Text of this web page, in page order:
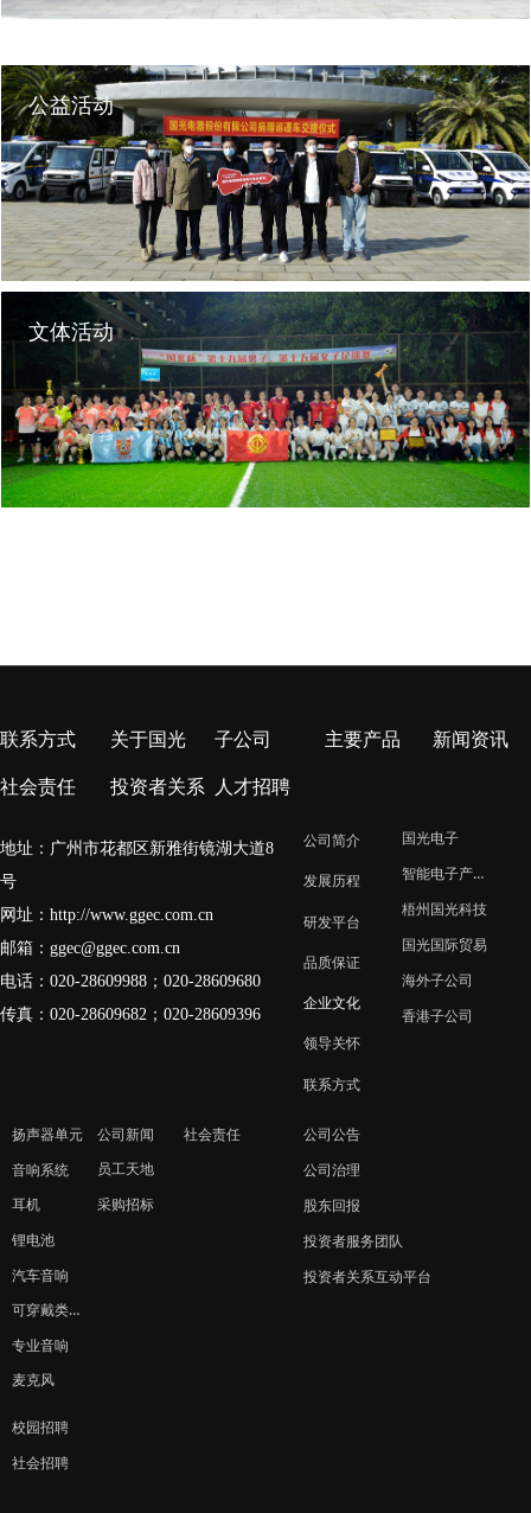
公司较早组建了党委和团委，拥有170多名党员和200多名团员。党员队伍和
团员队伍在企业经营发展中充分发挥了先锋模范作用，团结、凝聚部门、车
间员工，为完成企业发展目标而努力奋斗！
公司倡导员工热爱公益事业，热心公益活动。2022年，公司向花都区新雅街
道捐赠10辆电动巡逻车，以实际行动支持抗疫工作。近五年国光党员群众无
偿献血人数达近500人次，献血量超过140000毫升，被广州市评为无偿献血
先进集体。公司还不定期捐赠教育事业，为花都区教育基金捐款100万元，
为广东河源市、广西梧州市等边远山区学校和学生捐赠教学物质。同时在汶
川地震、玉树地震等自然灾害中踊跃捐款。
公益活动
赛、羽毛球赛、乒乓球赛、跳绳比赛等。这一系列的活动不仅丰富了员工业
文体活动
关于国光
公司简介
发展历程
研发平台
品质保证
企业文化
领导关怀
联系方式
国光电子
智能电子产业园
梧州国光科技
国光国际贸易
海外子公司
香港子公司
子公司
公司新闻
员工天地
采购招标
新闻资讯
扬声器单元
音响系统
耳机
锂电池
汽车音响
可穿戴类产品
专业音响
麦克风
主要产品
公司公告
公司治理
股东回报
投资者服务团队
投资者关系互动平台
投资者关系
校园招聘
社会招聘
人才招聘
地址：广州市花都区新雅街镜湖大道8
号
网址： http://www.ggec.com.cn
邮箱： ggec@ggec.com.cn
电话：020-28609988； 020-28609680
传真：020-28609682；020-28609396
联系方式
社会责任
社会责任